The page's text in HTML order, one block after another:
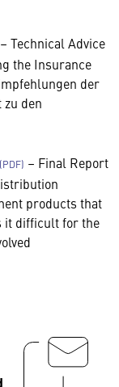
– Technical Advice
the Insurance
der
den
– Final Report
products that
it difficult for the